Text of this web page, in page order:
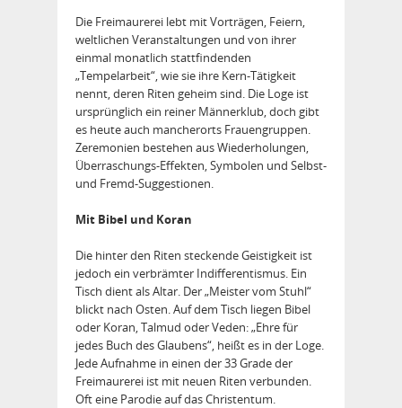
Die Freimaurerei lebt mit Vorträgen, Feiern,
weltlichen Veranstaltungen und von ihrer
einmal monatlich stattfindenden
„Tempelarbeit“, wie sie ihre Kern-Tätigkeit
nennt, deren Riten geheim sind. Die Loge ist
ursprünglich ein reiner Männerklub, doch gibt
es heute auch mancherorts Frauengruppen.
Ze­remonien bestehen aus Wie­der­holungen,
Überraschungs-Effekten, Symbolen und Selbst-
und Fremd-Suggestionen.
Mit Bibel und Koran
Die hinter den Riten steckende Geistigkeit ist
jedoch ein verbrämter Indifferentismus. Ein
Tisch dient als Altar. Der „Meister vom Stuhl“
blickt nach Osten. Auf dem Tisch liegen Bibel
oder Koran, Talmud oder Veden: „Ehre für
jedes Buch des Glaubens“, heißt es in der Loge.
Jede Aufnahme in einen der 33 Grade der
Freimaurerei ist mit neuen Riten verbunden.
Oft eine Parodie auf das Christentum.